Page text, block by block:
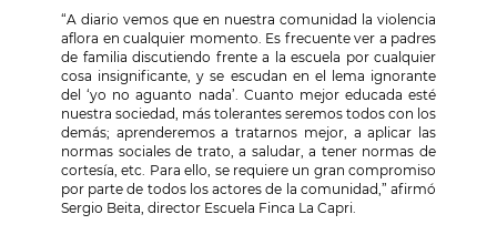
“A diario vemos que en nuestra comunidad la violencia
aflora en cualquier momento. Es frecuente ver a padres
de familia discutiendo frente a la escuela por cualquier
cosa insignificante, y se escudan en el lema ignorante
del ‘yo no aguanto nada’. Cuanto mejor educada esté
nuestra sociedad, más tolerantes seremos todos con los
demás; aprenderemos a tratarnos mejor, a aplicar las
normas sociales de trato, a saludar, a tener normas de
cortesía, etc. Para ello, se requiere un gran compromiso
por parte de todos los actores de la comunidad,” afirmó
Sergio Beita, director Escuela Finca La Capri.